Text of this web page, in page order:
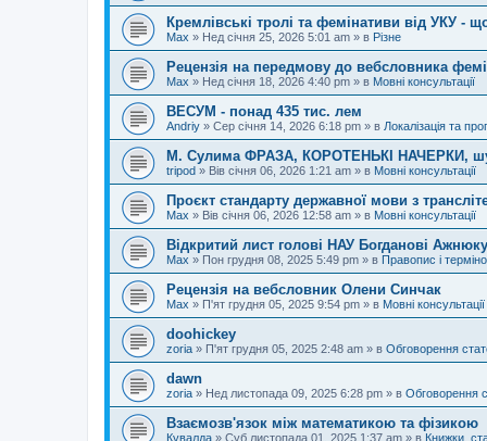
Кремлівські тролі та фемінативи від УКУ -
Max » Нед січня 25, 2026 5:01 am » в Різне
Рецензія на передмову до вебсловника
Max » Нед січня 18, 2026 4:40 pm » в Мовні консультації
ВЕСУМ - понад 435 тис. лем
Andriy » Сер січня 14, 2026 6:18 pm » в Локалізація та
М. Сулима ФРАЗА, КОРОТЕНЬКІ НАЧЕРКИ,
tripod » Вів січня 06, 2026 1:21 am » в Мовні консультації
Проєкт стандарту державної мови з
Max » Вів січня 06, 2026 12:58 am » в Мовні консультації
Відкритий лист голові НАУ Богданові
Max » Пон грудня 08, 2025 5:49 pm » в Правопис і
Рецензія на вебсловник Олени Синчак
Max » П'ят грудня 05, 2025 9:54 pm » в Мовні консультації
doohickey
zoria » П'ят грудня 05, 2025 2:48 am » в Обговорення
dawn
zoria » Нед листопада 09, 2025 6:28 pm » в Обговорення
Взаємозв'язок між математикою та фізикою
Кувалда » Суб листопада 01, 2025 1:37 am » в Книжки,